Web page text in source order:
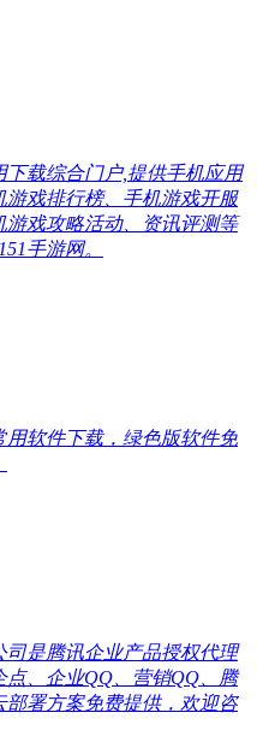
下载综合门户,提供手机应用
游戏排行榜、手机游戏开服
戏攻略活动、资讯评测等
手游网。
软件下载，绿色版软件免
是腾讯企业产品授权代理
、企业QQ、营销QQ、腾
署方案免费提供，欢迎咨